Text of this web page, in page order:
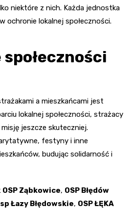
niektóre z nich. Każda jednostka
ochronie lokalnej społeczności.
a mieszkańcami jest
lokalnej społeczności, strażacy
jeszcze skuteczniej.
festyny i inne
budując solidarność i
OSP Ząbkowice, OSP Błędów
Łazy Błędowskie, OSP ŁĘKA